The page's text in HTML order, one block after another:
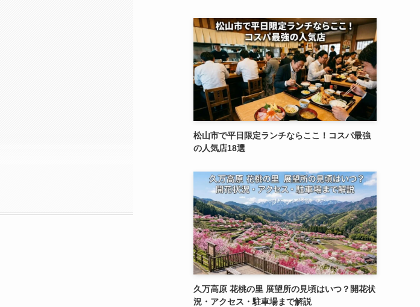
松山市で平日限定ランチならここ！コスパ最強
の人気店18選
久万高原 花桃の里 展望所の見頃はいつ？開花状
況・アクセス・駐車場まで解説